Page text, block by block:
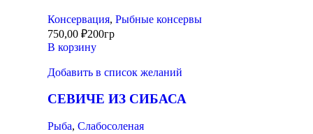
Консервация, Рыбные консервы
750,00 ₽200гр
В корзину
Добавить в список желаний
СЕВИЧЕ ИЗ СИБАСА
Рыба, Слабосоленая